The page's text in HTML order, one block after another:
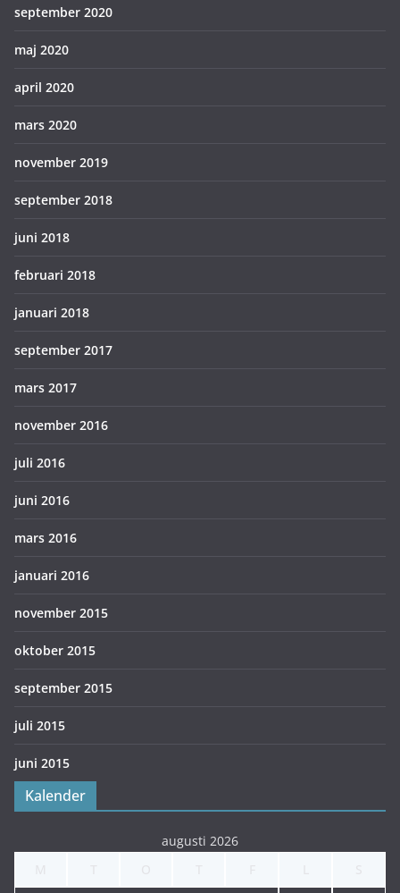
september 2020
maj 2020
april 2020
mars 2020
november 2019
september 2018
juni 2018
februari 2018
januari 2018
september 2017
mars 2017
november 2016
juli 2016
juni 2016
mars 2016
januari 2016
november 2015
oktober 2015
september 2015
juli 2015
juni 2015
Kalender
augusti 2026